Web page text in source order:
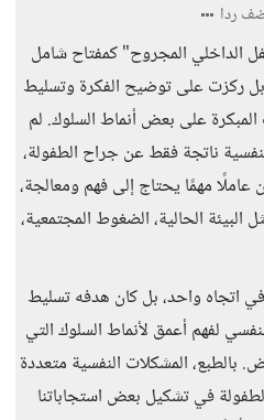
ردا
الداخلي المجروح" كمفتاح شامل
بل ركزت على توضيح الفكرة وتسليط
المبكرة على بعض أنماط السلوك. لم
ناتجة فقط عن جراح الطفولة،
مهمًا يحتاج إلى فهم ومعالجة،
البيئة الحالية، الضغوط المجتمعية،
اتجاه واحد، بل كان هدفه تسليط
لفهم أعمق لأنماط السلوك التي
بالطبع، المشكلات النفسية متعددة
في تشكيل بعض استجاباتنا